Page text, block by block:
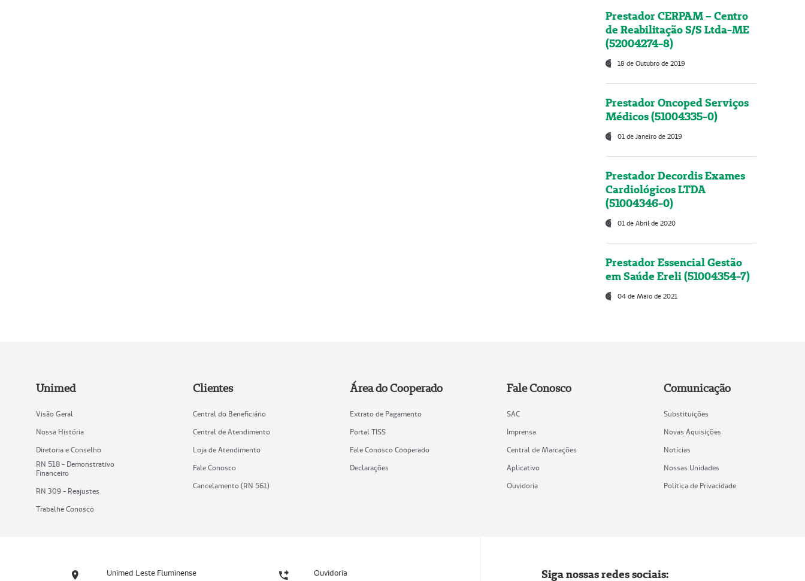
Prestador CERPAM – Centro
de Reabilitação S/S Ltda-ME
(52004274-8)
18 de Outubro de 2019
Prestador Oncoped Serviços
Médicos (51004335-0)
01 de Janeiro de 2019
Prestador Decordis Exames
Cardiológicos LTDA
(51004346-0)
01 de Abril de 2020
Prestador Essencial Gestão
em Saúde Ereli (51004354-7)
04 de Maio de 2021
Unimed
Visão Geral
Nossa História
Diretoria e Conselho
RN 518 - Demonstrativo
Financeiro
RN 309 - Reajustes
Trabalhe Conosco
Clientes
Central do Beneficiário
Central de Atendimento
Loja de Atendimento
Fale Conosco
Cancelamento (RN 561)
Área do Cooperado
Extrato de Pagamento
Portal TISS
Fale Conosco Cooperado
Declarações
Fale Conosco
SAC
Imprensa
Central de Marcações
Aplicativo
Ouvidoria
Comunicação
Substituições
Novas Aquisições
Notícias
Nossas Unidades
Política de Privacidade
Unimed Leste Fluminense Ouvidoria Siga nossas redes sociais: